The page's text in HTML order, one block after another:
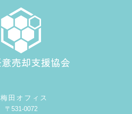
梅田オフィス
〒531-0072